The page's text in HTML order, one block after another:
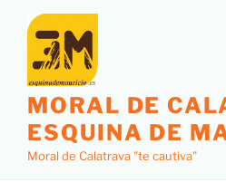
MORAL DE
ESQUINA DE
Moral de Calatrava "te cautiva"